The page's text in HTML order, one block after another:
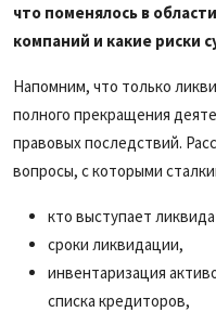
что поменялось в
компаний и какие риски
Напомним, что только
полного прекращения
правовых последствий.
вопросы, с которыми
кто выступает
сроки ликвидации,
инвентаризация
списка кредиторов,